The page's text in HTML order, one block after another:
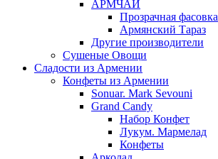
АРМЧАЙ
Прозрачная фасовка
Армянский Тараз
Другие производители
Сушеные Овощи
Сладости из Армении
Конфеты из Армении
Sonuar. Mark Sevouni
Grand Candy
Набор Конфет
Лукум. Мармелад
Конфеты